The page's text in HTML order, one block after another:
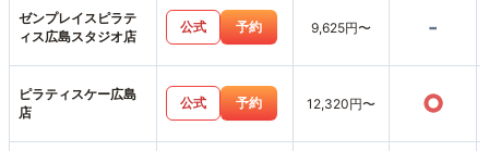
ゼンプレイスピラテ
ィス広島スタジオ店
公式 予約 9,625円〜 -
ピラティスケー広島
店
公式 予約 12,320円〜 ○